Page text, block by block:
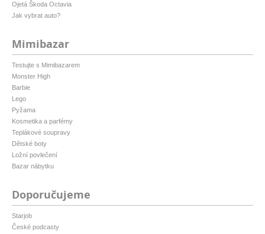
Ojetá Škoda Octavia
Jak vybrat auto?
Mimibazar
Testujte s Mimibazarem
Monster High
Barbie
Lego
Pyžama
Kosmetika a parfémy
Teplákové soupravy
Dětské boty
Ložní povlečení
Bazar nábytku
Doporučujeme
Starjob
České podcasty